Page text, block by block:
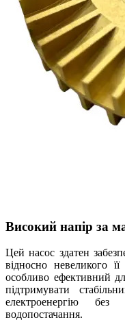
Високий напір за
Цей насос здатен
відносно невеликого
особливо ефективний
підтримувати
електроенергію без
водопостачання.